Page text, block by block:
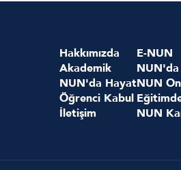
Hakkımızda
Akademik
NUN'da Hayat
Öğrenci Kabul
İletişim
E-NUN
NUN
NUN